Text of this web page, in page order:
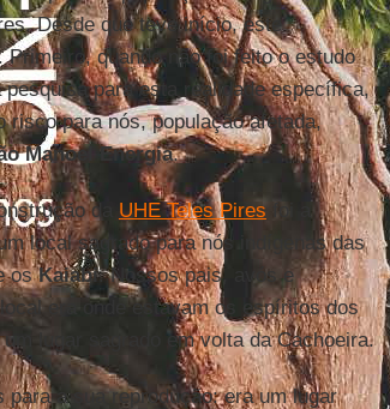
Desde que teve início, este
quando não foi feito o estudo
para esta realidade específica,
risco para nós, população afetada,
Manoel Energia.
da UHE Teles Pires foi a
local sagrado para nós indígenas das
osKaiabi. Nossos pais, avós e
era onde estavam os espíritos dos
lugar sagrado em volta da Cachoeira.
a sua reprodução: era um lugar